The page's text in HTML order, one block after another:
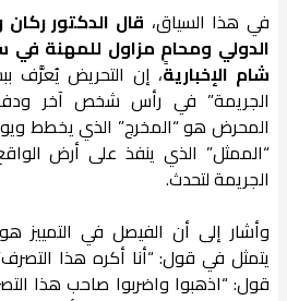
في هذا السياق، قال الدكتور
الدولي ومحامٍ مزاول للمهنة
شام الإخبارية، إن التحريض يُعرَّف
الجريمة” في رأس شخص آخر
المحرض هو “المخرج” الذي يخطط
“الممثل” الذي ينفذ على أرض
الجريمة لتحدث.
وأشار إلى أن الفيصل في التمييز
يتمثل في قول: “أنا أكره هذا
قول: “اذهبوا واضربوا صاحب هذا